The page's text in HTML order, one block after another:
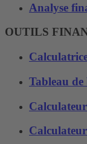
Analyse
OUTILS
Tableau de